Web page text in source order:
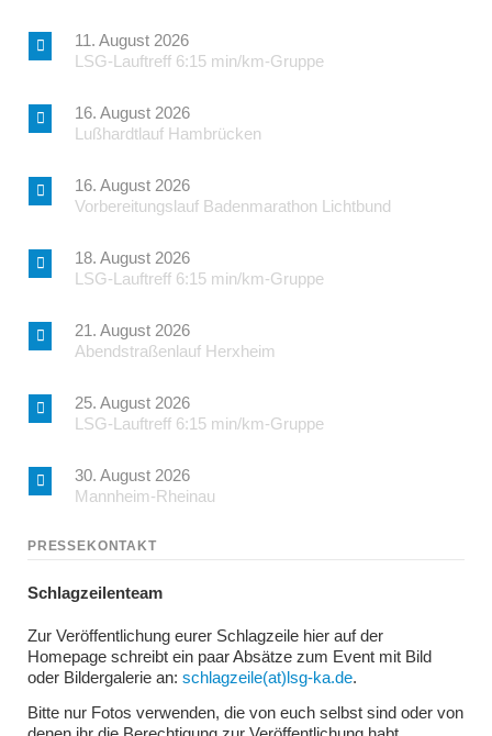
11. August 2026
LSG-Lauftreff 6:15 min/km-Gruppe
16. August 2026
Lußhardtlauf Hambrücken
16. August 2026
Vorbereitungslauf Badenmarathon Lichtbund
18. August 2026
LSG-Lauftreff 6:15 min/km-Gruppe
21. August 2026
Abendstraßenlauf Herxheim
25. August 2026
LSG-Lauftreff 6:15 min/km-Gruppe
30. August 2026
Mannheim-Rheinau
PRESSEKONTAKT
Schlagzeilenteam
Zur Veröffentlichung eurer Schlagzeile hier auf der
Homepage schreibt ein paar Absätze zum Event mit Bild
oder Bildergalerie an: schlagzeile(at)lsg-ka.de.
Bitte nur Fotos verwenden, die von euch selbst sind oder von